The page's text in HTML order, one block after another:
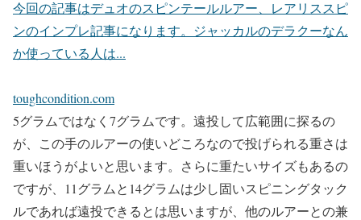
今回の記事はデュオのスピンテールルアー、レアリススピ
ンのインプレ記事になります。ジャッカルのデラクーなん
か使っている人は...
toughcondition.com
5グラムではなく7グラムです。遠投して広範囲に探るの
が、この手のルアーの使いどころなので投げられる重さは
重いほうがよいと思います。さらに重たいサイズもあるの
ですが、11グラムと14グラムは少し固いスピニングタック
ルであれば遠投できるとは思いますが、他のルアーとの兼